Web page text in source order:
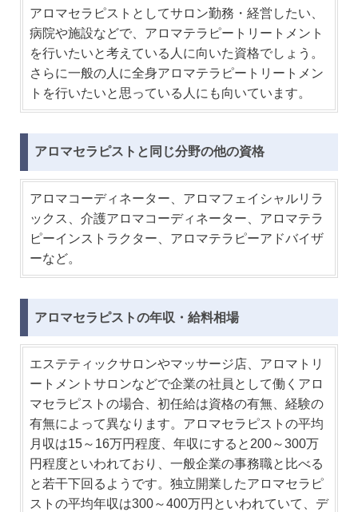
アロマセラピストとしてサロン勤務・経営したい、
病院や施設などで、アロマテラピートリートメント
を行いたいと考えている人に向いた資格でしょう。
さらに一般の人に全身アロマテラピートリートメン
トを行いたいと思っている人にも向いています。
アロマセラピストと同じ分野の他の資格
アロマコーディネーター、アロマフェイシャルリラ
ックス、介護アロマコーディネーター、アロマテラ
ピーインストラクター、アロマテラピーアドバイザ
ーなど。
アロマセラピストの年収・給料相場
エステティックサロンやマッサージ店、アロマトリ
ートメントサロンなどで企業の社員として働くアロ
マセラピストの場合、初任給は資格の有無、経験の
有無によって異なります。アロマセラピストの平均
月収は15～16万円程度、年収にすると200～300万
円程度といわれており、一般企業の事務職と比べる
と若干下回るようです。独立開業したアロマセラピ
ストの平均年収は300～400万円といわれていて、デ